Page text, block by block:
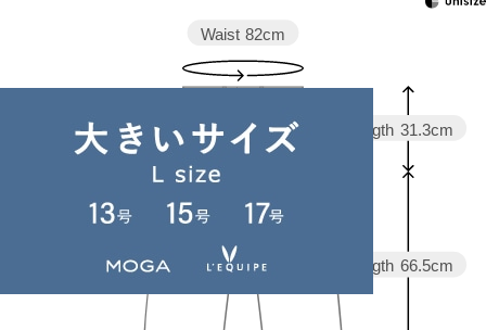
Inseam length 66.5cm
Rise length 31.3cm
Thickness of thigh 38.3cm
Hip 116cm
Waist 82cm